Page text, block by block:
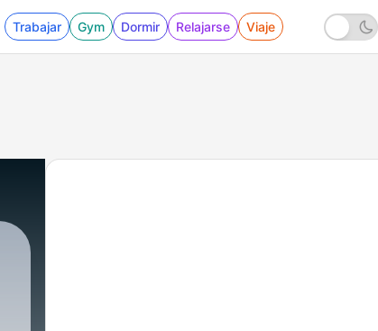
Trabajar Gym Dormir Relajarse Viaje